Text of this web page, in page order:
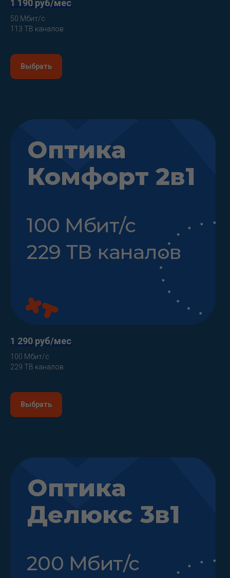
1 190 руб/мес
50 Мбит/с
113 ТВ каналов
Выбрать
1 290 руб/мес
100 Мбит/с
229 ТВ каналов
Выбрать